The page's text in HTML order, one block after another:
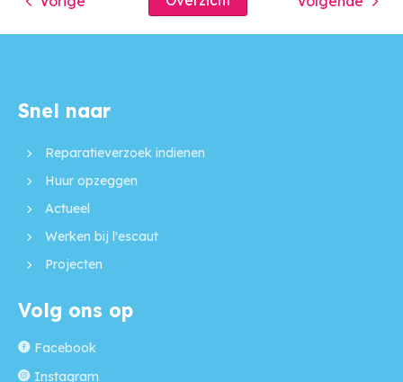
Contactinformatie
Snel naar
Reparatieverzoek indienen
Huur opzeggen
Actueel
Werken bij l'escaut
Projecten
Volg ons op
Facebook
Instagram